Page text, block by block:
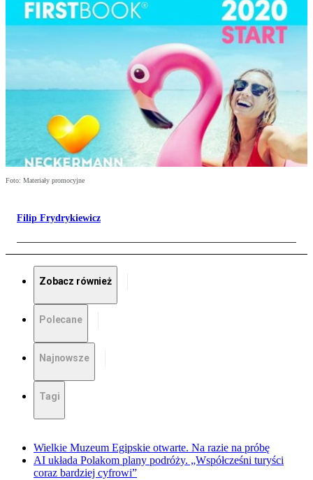
Foto: Materiały promocyjne
Filip Frydrykiewicz
Zobacz również
Polecane
Najnowsze
Tagi
Wielkie Muzeum Egipskie otwarte. Na razie na próbę
AI układa Polakom plany podróży. „Współcześni turyści
coraz bardziej cyfrowi”